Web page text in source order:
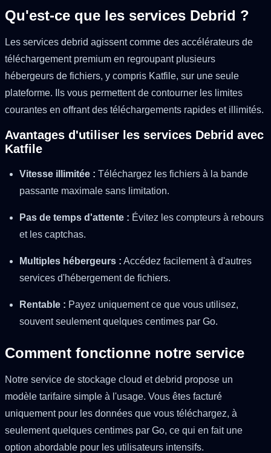
Qu'est-ce que les services Debrid ?
Les services debrid agissent comme des accélérateurs de
téléchargement premium en regroupant plusieurs
hébergeurs de fichiers, y compris Katfile, sur une seule
plateforme. Ils vous permettent de contourner les limites
courantes en offrant des téléchargements rapides et illimités.
Avantages d'utiliser les services Debrid avec
Katfile
Vitesse illimitée : Téléchargez les fichiers à la bande
passante maximale sans limitation.
Pas de temps d'attente : Évitez les compteurs à rebours
et les captchas.
Multiples hébergeurs : Accédez facilement à d'autres
services d'hébergement de fichiers.
Rentable : Payez uniquement ce que vous utilisez,
souvent seulement quelques centimes par Go.
Comment fonctionne notre service
Notre service de stockage cloud et debrid propose un
modèle tarifaire simple à l'usage. Vous êtes facturé
uniquement pour les données que vous téléchargez, à
seulement quelques centimes par Go, ce qui en fait une
option abordable pour les utilisateurs intensifs.